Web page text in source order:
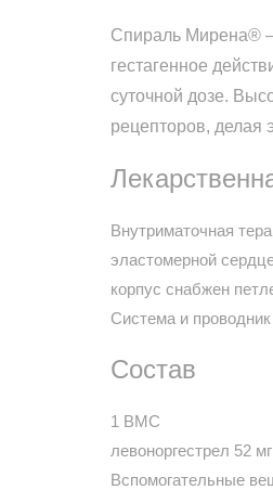
Спираль Мирена®
гестагенное
суточной дозе.
рецепторов, делая
Внутриматочная
эластомерной
корпус снабжен
Система и
Состав
1 ВМС
левоноргестрел 52 мг
Вспомогательные